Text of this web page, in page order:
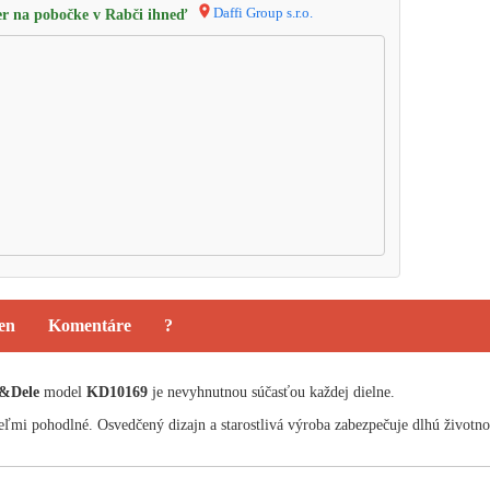
na pobočke v Rabči ihneď Daffi Group s.r.o.
Komentáre ?
model KD10169 je nevyhnutnou súčasťou každej dielne.
pohodlné. Osvedčený dizajn a starostlivá výroba zabezpečuje dlhú